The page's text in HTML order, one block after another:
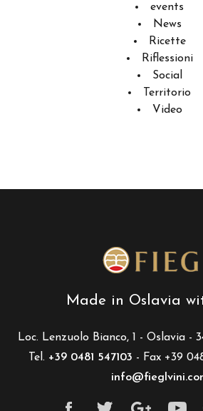
events
News
Ricette
Riflessioni
Social
Territorio
Video
Made in Oslavia
Loc. Lenzuolo Bianco, 1 - Oslavia -
Tel. +39 0481 547103 - Fax +39